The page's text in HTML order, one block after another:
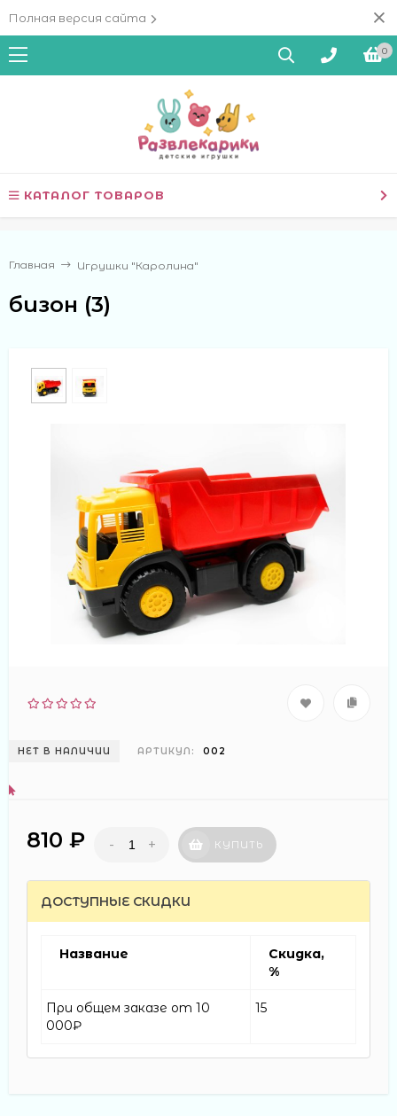
Полная версия сайта
0
КАТАЛОГ ТОВАРОВ
Главная Игрушки "Каролина"
бизон (3)
НЕТ В НАЛИЧИИ АРТИКУЛ: 002
810 ₽ - + КУПИТЬ
ДОСТУПНЫЕ СКИДКИ
Название
Скидка,
%
При общем заказе от 10
000₽
15